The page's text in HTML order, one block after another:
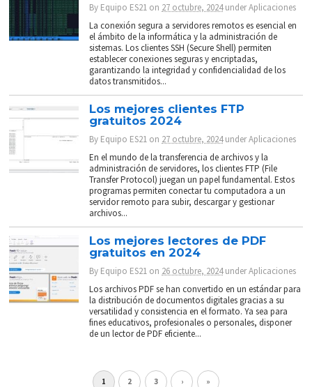
By Equipo ES21 on 27 octubre, 2024 underAplicaciones
La conexión segura a servidores remotos es esencial en
el ámbito de la informática y la administración de
sistemas. Los clientes SSH (Secure Shell) permiten
establecer conexiones seguras y encriptadas,
garantizando la integridad y confidencialidad de los
datos transmitidos...
Los mejores clientes FTP
gratuitos 2024
By Equipo ES21 on 27 octubre, 2024 underAplicaciones
En el mundo de la transferencia de archivos y la
administración de servidores, los clientes FTP (File
Transfer Protocol) juegan un papel fundamental. Estos
programas permiten conectar tu computadora a un
servidor remoto para subir, descargar y gestionar
archivos...
Los mejores lectores de PDF
gratuitos en 2024
By Equipo ES21 on 26 octubre, 2024 underAplicaciones
Los archivos PDF se han convertido en un estándar para
la distribución de documentos digitales gracias a su
versatilidad y consistencia en el formato. Ya sea para
fines educativos, profesionales o personales, disponer
de un lector de PDF eficiente...
1 2 3 › »